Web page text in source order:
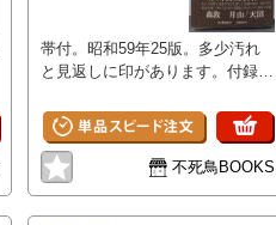
帯付。昭和59年25版。多少汚れ
と見返しに印があります。付録付
不死鳥BOOKS